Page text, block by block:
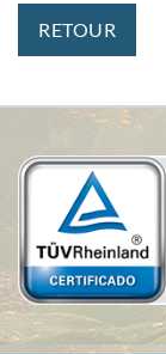
RETOUR